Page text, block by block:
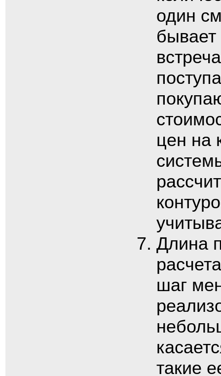
один
бывает
цен на
Длина
шаг
такие